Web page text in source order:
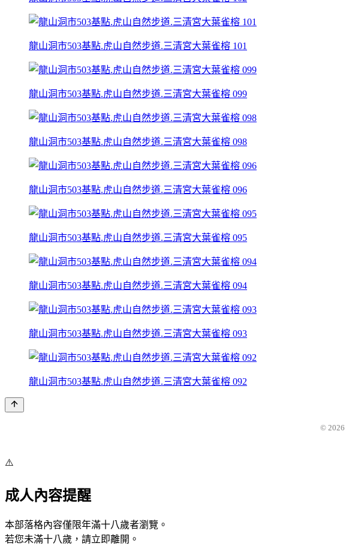
龍山洞市503基點.虎山自然步道.三清宮大葉雀榕 101
龍山洞市503基點.虎山自然步道.三清宮大葉雀榕 099
龍山洞市503基點.虎山自然步道.三清宮大葉雀榕 098
龍山洞市503基點.虎山自然步道.三清宮大葉雀榕 096
龍山洞市503基點.虎山自然步道.三清宮大葉雀榕 095
龍山洞市503基點.虎山自然步道.三清宮大葉雀榕 094
龍山洞市503基點.虎山自然步道.三清宮大葉雀榕 093
龍山洞市503基點.虎山自然步道.三清宮大葉雀榕 092
© 2026
⚠️
成人內容提醒
本部落格內容僅限年滿十八歲者瀏覽。
若您未滿十八歲，請立即離開。